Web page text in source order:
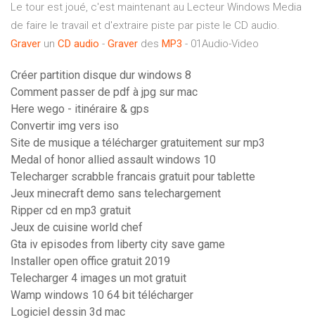
Le tour est joué, c'est maintenant au Lecteur Windows Media
de faire le travail et d'extraire piste par piste le CD audio.
Graver un CD audio - Graver des MP3 - 01Audio-Video
Créer partition disque dur windows 8
Comment passer de pdf à jpg sur mac
Here wego - itinéraire & gps
Convertir img vers iso
Site de musique a télécharger gratuitement sur mp3
Medal of honor allied assault windows 10
Telecharger scrabble francais gratuit pour tablette
Jeux minecraft demo sans telechargement
Ripper cd en mp3 gratuit
Jeux de cuisine world chef
Gta iv episodes from liberty city save game
Installer open office gratuit 2019
Telecharger 4 images un mot gratuit
Wamp windows 10 64 bit télécharger
Logiciel dessin 3d mac